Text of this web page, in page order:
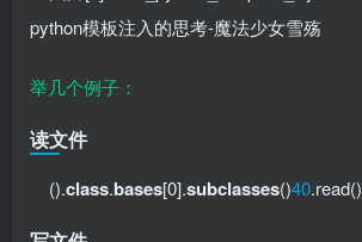
举几个例子：
读文件
().class.bases[0].subclasses()40.read()